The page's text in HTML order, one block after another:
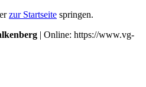
zur Startseite springen.
| Online: https://www.vg-